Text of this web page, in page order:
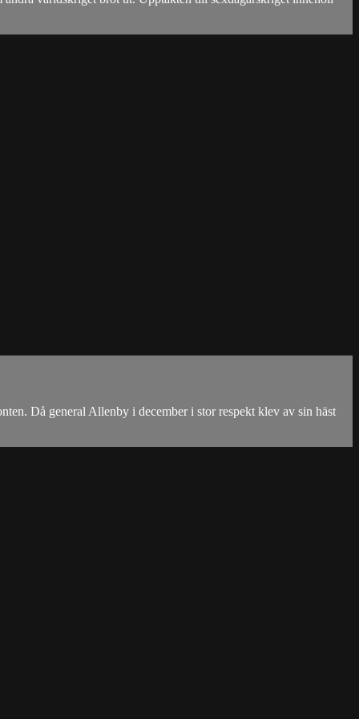
Då general Allenby i december i stor respekt klev av sin häst